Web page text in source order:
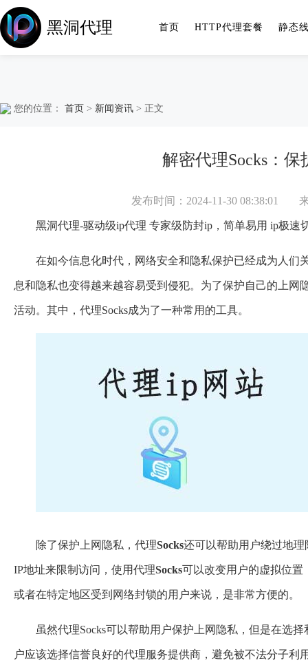
黑洞代理 首页 HTTP代理套餐 静态
您的位置： 首页 > 新闻资讯 > 正文
解密代理Socks：
发布时间：2024-11-30 08:38:01
黑洞代理-驱动级ip代理 专家级防封ip，简单易用 ip极速
在如今信息化时代，网络安全和隐私保护已经成为人们
息和隐私也变得越来越容易受到侵犯。为了保护自己的上
活动。其中，代理Socks成为了一种常用的工具。
除了保护上网隐私，代理Socks还可以帮助用户绕过地
IP地址来限制访问，使用代理Socks可以改变用户的虚拟位置
或者在特定地区受到网络封锁的用户来说，是非常方便的。
虽然代理Socks可以帮助用户保护上网隐私，但是在选
户应该选择信誉良好的代理服务提供商，避免被不法分子利